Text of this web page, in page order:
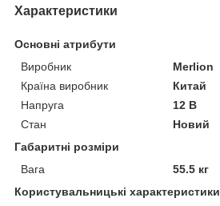
Характеристики
Основні атрибути
Виробник
Merlion
Країна виробник
Китай
Напруга
12 В
Стан
Новий
Габаритні розміри
Вага
55.5 кг
Користувальницькі характеристики